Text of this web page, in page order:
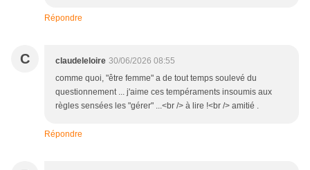
Répondre
C claudeleloire 30/06/2026 08:55
comme quoi, "être femme" a de tout temps soulevé du
questionnement ... j'aime ces tempéraments insoumis aux
règles sensées les "gérer" ...<br /> à lire !<br /> amitié .
Répondre